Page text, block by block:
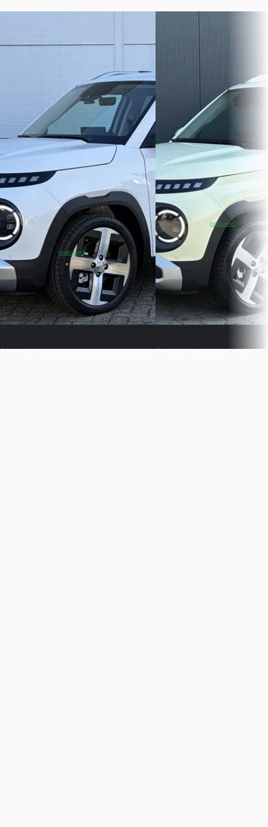
Pack /Apple Carplay & Android
v.a. € 699/mnd
Boven markt
2026 · 8.500 km · Elektrisch ·
Automaat
Herwers Apeldoorn· Apeldoorn
4,3(424
~
% SoH(indicatie)Bekijk
aanbieding →
Vergelijk
v.a. € 560/mnd
Marktconform
2025 · 9.000 km ·
Automaat
Herwers Doetinchem
Doetinchem
4,6(281 )
~98% SoH (indicatie)Bekijk
aanbieding →
Vergelijk